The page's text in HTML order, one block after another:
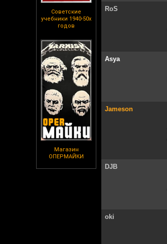
Советские
учебники 1940-50х
годов
Магазин
ОПЕРМАЙКИ
RoS
Asya
Jameson
DJB
oki